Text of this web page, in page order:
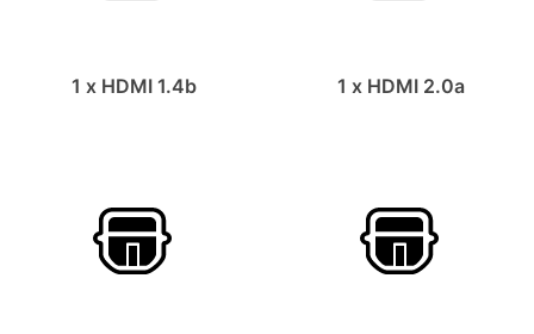
1 x HDMI 1.4b 1 x HDMI 2.0a